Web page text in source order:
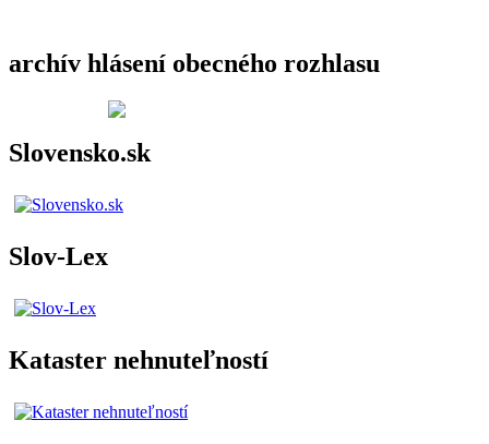
archív hlásení obecného rozhlasu
Slovensko.sk
Slov-Lex
Kataster nehnuteľností